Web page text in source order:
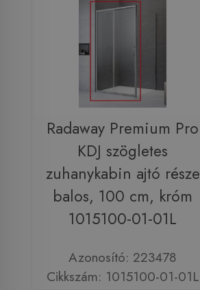
Radaway Premium Pro
KDJ szögletes
zuhanykabin ajtó része
balos, 100 cm, króm
1015100-01-01L
Azonosító: 223478
Cikkszám: 1015100-01-01L